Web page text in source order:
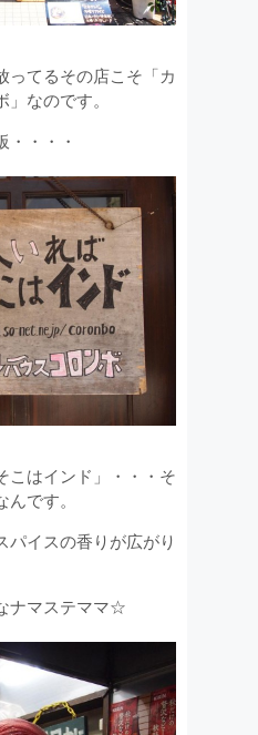
ってるその店こそ「カ
なのです。
・・・・
こはインド」・・・そ
です。
パイスの香りが広がり
ナマステママ☆